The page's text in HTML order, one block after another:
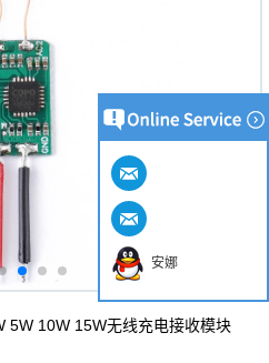
5W 10W 15W无线充电接收模块
安娜